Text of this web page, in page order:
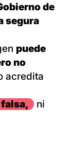
de
segura
puede
no
acredita
ni